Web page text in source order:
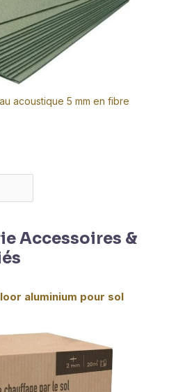
acoustique 5 mm en fibre
Accessoires &
aluminium pour sol